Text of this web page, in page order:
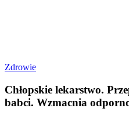
Zdrowie
Chłopskie lekarstwo.
babci. Wzmacnia